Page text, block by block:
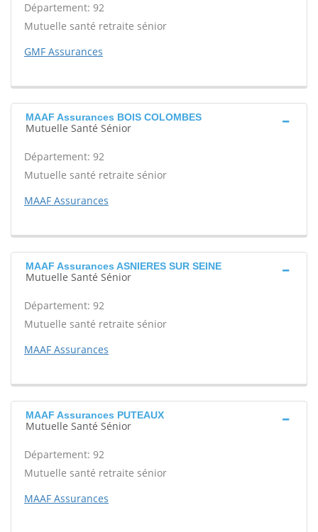
Département: 92
Mutuelle santé retraite sénior
GMF Assurances
MAAF Assurances BOIS COLOMBES
Mutuelle Santé Sénior
Département: 92
Mutuelle santé retraite sénior
MAAF Assurances
MAAF Assurances ASNIERES SUR SEINE
Mutuelle Santé Sénior
Département: 92
Mutuelle santé retraite sénior
MAAF Assurances
MAAF Assurances PUTEAUX
Mutuelle Santé Sénior
Département: 92
Mutuelle santé retraite sénior
MAAF Assurances